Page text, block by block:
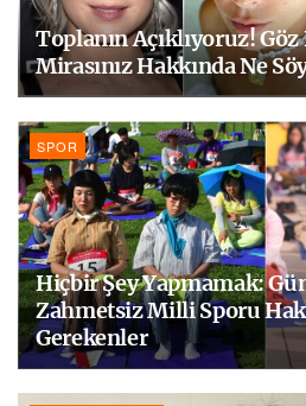
Toplanın Açıklıyoruz!
Mirasınız Hakkında Ne
SPOR
Hiçbir Şey Yapmamak:
Zahmetsiz Milli Sporu
Gerekenler